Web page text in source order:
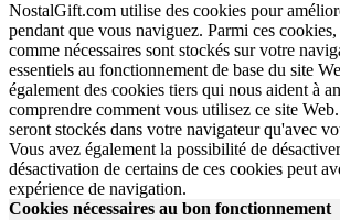
NostalGift.com utilise des cookies pour
pendant que vous naviguez. Parmi ces cookies,
comme nécessaires sont stockés sur votre
essentiels au fonctionnement de base du site
également des cookies tiers qui nous aident à
comprendre comment vous utilisez ce site
seront stockés dans votre navigateur qu'avec
Vous avez également la possibilité de
désactivation de certains de ces cookies peut
expérience de navigation.
Cookies nécessaires au bon fonctionnement